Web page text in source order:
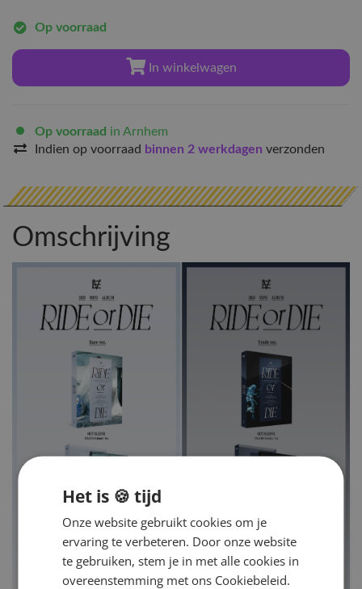
Op voorraad
In winkelwagen
Op voorraad in Arnhem
Indien op voorraad binnen 2 werkdagen verzonden
Omschrijving
Het is 🍪 tijd
Onze website gebruikt cookies om je
ervaring te verbeteren. Door onze website
te gebruiken, stem je in met alle cookies in
overeenstemming met ons Cookiebeleid.